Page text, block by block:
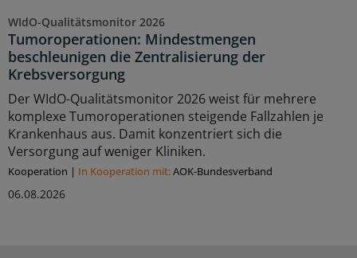
WIdO-Qualitätsmonitor 2026
Tumoroperationen: Mindestmengen
beschleunigen die Zentralisierung der
Krebsversorgung
Der WIdO-Qualitätsmonitor 2026 weist für mehrere
komplexe Tumoroperationen steigende Fallzahlen je
Krankenhaus aus. Damit konzentriert sich die
Versorgung auf weniger Kliniken.
Kooperation | In Kooperation mit:AOK-Bundesverband
06.08.2026